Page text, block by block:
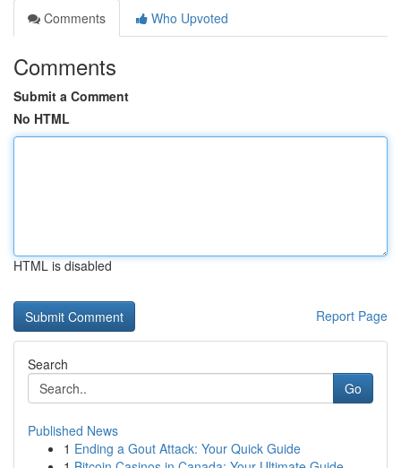
Comments
Who Upvoted
Comments
Submit a Comment
No HTML
HTML is disabled
Report Page
Search
Go
Published News
1 Ending a Gout Attack: Your Quick Guide